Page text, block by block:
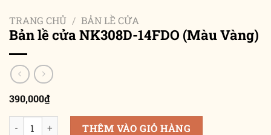
TRANG CHỦ / BẢN LỀ CỬA
Bản lề cửa NK308D-14FDO (Màu Vàng)
390,000₫
Bản lề cửa NK308D-14FDO (Màu Vàng) số lượng
THÊM VÀO GIỎ HÀNG